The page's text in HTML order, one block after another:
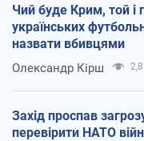
Чий буде Крим, той
українських
назвати вбивцями
Олександр Кірш 2,8
Захід проспав
перевірити НАТО